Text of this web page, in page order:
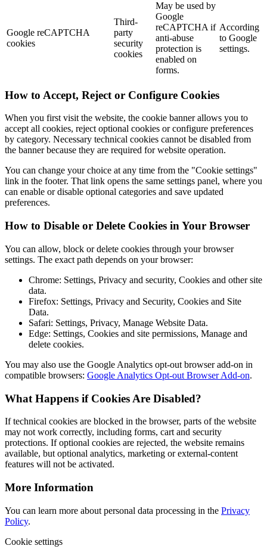
Google reCAPTCHA
cookies
Third-
party
security
cookies
May be used by
Google
reCAPTCHA if
anti-abuse
protection is
enabled on
forms.
According
to Google
settings.
How to Accept, Reject or Configure Cookies
When you first visit the website, the cookie banner allows you to
accept all cookies, reject optional cookies or configure preferences
by category. Necessary technical cookies cannot be disabled from
the banner because they are required for website operation.
You can change your choice at any time from the "Cookie settings"
link in the footer. That link opens the same settings panel, where you
can enable or disable optional categories and save updated
preferences.
How to Disable or Delete Cookies in Your Browser
You can allow, block or delete cookies through your browser
settings. The exact path depends on your browser:
Chrome: Settings, Privacy and security, Cookies and other site
data.
Firefox: Settings, Privacy and Security, Cookies and Site
Data.
Safari: Settings, Privacy, Manage Website Data.
Edge: Settings, Cookies and site permissions, Manage and
delete cookies.
You may also use the Google Analytics opt-out browser add-on in
compatible browsers: Google Analytics Opt-out Browser Add-on.
What Happens if Cookies Are Disabled?
If technical cookies are blocked in the browser, parts of the website
may not work correctly, including forms, cart and security
protections. If optional cookies are rejected, the website remains
available, but optional analytics, marketing or external-content
features will not be activated.
More Information
You can learn more about personal data processing in the Privacy
Policy.
Cookie settings